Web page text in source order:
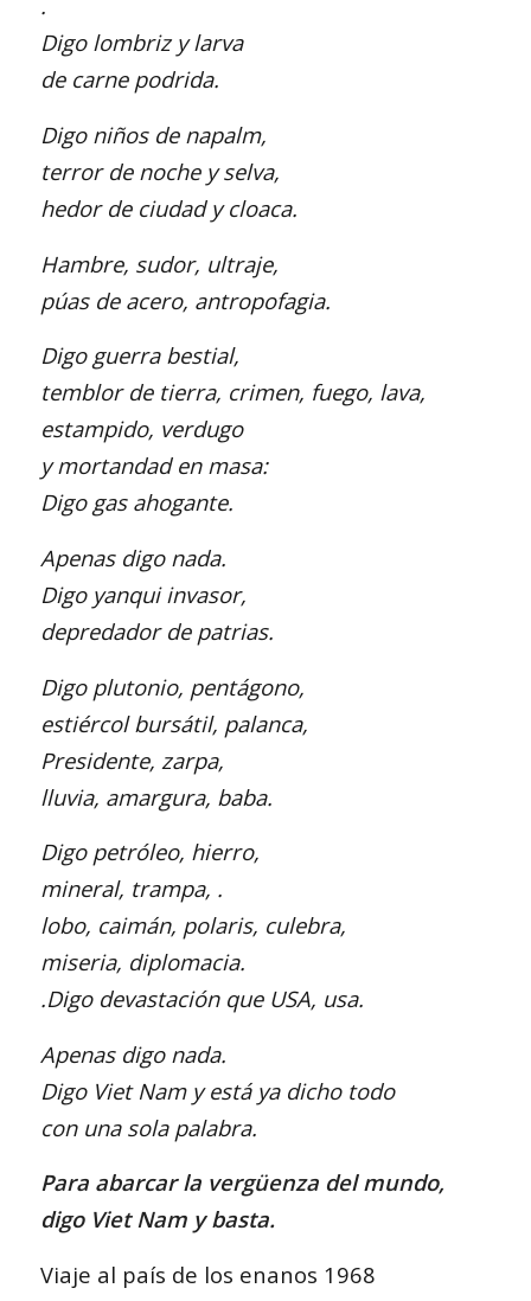
Digo lombriz y larva
de carne podrida.
Digo niños de napalm,
terror de noche y selva,
hedor de ciudad y cloaca.
Hambre, sudor, ultraje,
púas de acero, antropofagia.
Digo guerra bestial,
temblor de tierra, crimen, fuego, lava,
estampido, verdugo
y mortandad en masa:
Digo gas ahogante.
Apenas digo nada.
Digo yanqui invasor,
depredador de patrias.
Digo plutonio, pentágono,
estiércol bursátil, palanca,
Presidente, zarpa,
lluvia, amargura, baba.
Digo petróleo, hierro,
mineral, trampa, .
lobo, caimán, polaris, culebra,
miseria, diplomacia.
.Digo devastación que USA, usa.
Apenas digo nada.
Digo Viet Nam y está ya dicho todo
con una sola palabra.
Para abarcar la vergüenza del mundo,
digo Viet Nam y basta.
Viaje al país de los enanos 1968